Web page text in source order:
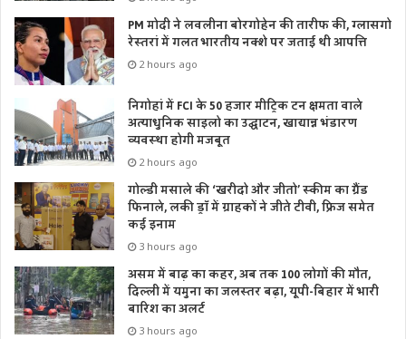
गैर-ऑडिट कारोबारियों के लिए 31 अगस्त।
ऑडिट वाले मामलों के लिए 31 अक्टूबर निर्धारित है।
LPG और PNG उपभोक्ताओं के लिए क्या बदला?
एलपीजी और पीएनजी दोनों कनेक्शन रखने वाले उपभोक्ताओं को
सरकार ने 90 दिनों के भीतर पीएनजी अपनाने का विकल्प दिया था,
जिसकी समयसीमा 30 जून को समाप्त हो गई। हालांकि, 1 जुलाई से
गैस सप्लाई तत्काल बंद करने का कोई आधिकारिक आदेश जारी नहीं
किया गया है। उपभोक्ताओं को समय रहते अपना कनेक्शन अपडेट
कराने की सलाह दी गई है। 1 जुलाई से लागू हो रहे ये बदलाव सीधे आम
लोगों की जेब और दैनिक जीवन को प्रभावित करेंगे। कुछ नियम राहत
देने वाले हैं, जबकि कुछ के चलते खर्च बढ़ सकता है। इसलिए नए
नियमों की जानकारी रखना और जरूरी काम समय पर निपटाना बेहतर
रहेगा।
PM मोदी ने लवलीना बोरगोहेन की तारीफ की, ग्लासगो
रेस्तरां में गलत भारतीय नक्शे पर जताई थी आपत्ति
2 hours ago
निगोहां में FCI के 50 हजार मीट्रिक टन क्षमता वाले
अत्याधुनिक साइलो का उद्घाटन, खाद्यान्न भंडारण
व्यवस्था होगी मजबूत
2 hours ago
गोल्डी मसाले की ‘खरीदो और जीतो’ स्कीम का ग्रैंड
फिनाले, लकी ड्रॉ में ग्राहकों ने जीते टीवी, फ्रिज समेत
कई इनाम
3 hours ago
असम में बाढ़ का कहर, अब तक 100 लोगों की मौत,
दिल्ली में यमुना का जलस्तर बढ़ा, यूपी-बिहार में भारी
बारिश का अलर्ट
3 hours ago